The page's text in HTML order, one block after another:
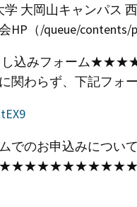
大岡山キャンパス
（/queue/contents/
込みフォーム
関わらず、下記フォ
のお申込みについ